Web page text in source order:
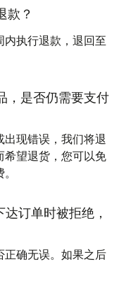
款？
执行退款，退回至
，是否仍需要支付
现错误，我们将退
望退货，您可以免
订单时被拒绝，
确无误。如果之后